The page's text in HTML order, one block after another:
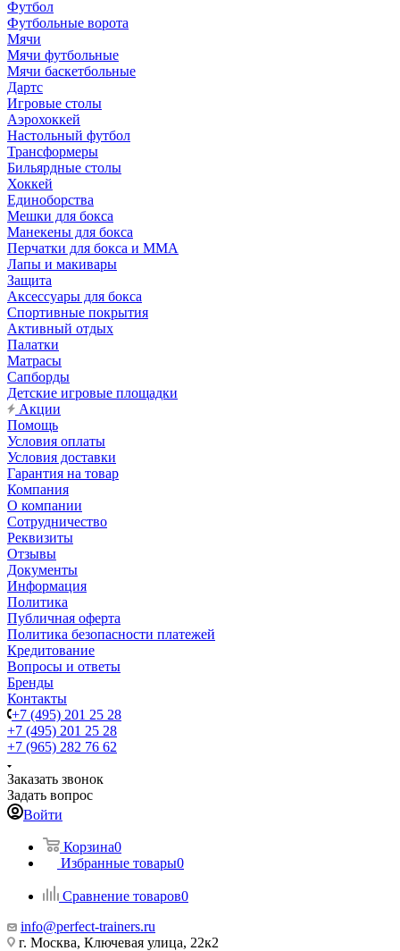
Футбол
Футбольные ворота
Мячи
Мячи футбольные
Мячи баскетбольные
Дартс
Игровые столы
Аэрохоккей
Настольный футбол
Трансформеры
Бильярдные столы
Хоккей
Единоборства
Мешки для бокса
Манекены для бокса
Перчатки для бокса и MMA
Лапы и макивары
Защита
Аксессуары для бокса
Спортивные покрытия
Активный отдых
Палатки
Матрасы
Сапборды
Детские игровые площадки
Акции
Помощь
Условия оплаты
Условия доставки
Гарантия на товар
Компания
О компании
Сотрудничество
Реквизиты
Отзывы
Документы
Информация
Политика
Публичная оферта
Политика безопасности платежей
Кредитование
Вопросы и ответы
Бренды
Контакты
+7 (495) 201 25 28
+7 (495) 201 25 28
+7 (965) 282 76 62
Заказать звонок
Задать вопрос
Войти
Корзина0
Избранные товары0
Сравнение товаров0
info@perfect-trainers.ru
г. Москва, Ключевая улица, 22к2